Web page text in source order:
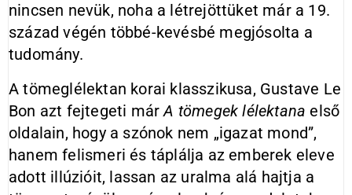
nincsen nevük, noha a létrejöttüket már a 19.
század végén többé-kevésbé megjósolta a
tudomány.
A tömeglélektan korai klasszikusa, Gustave Le
Bon azt fejtegeti márA tömegek lélektana első
oldalain, hogy a szónok nem „igazat mond”,
hanem felismeri és táplálja az emberek eleve
adott illúzióit, lassan az uralma alá hajtja a